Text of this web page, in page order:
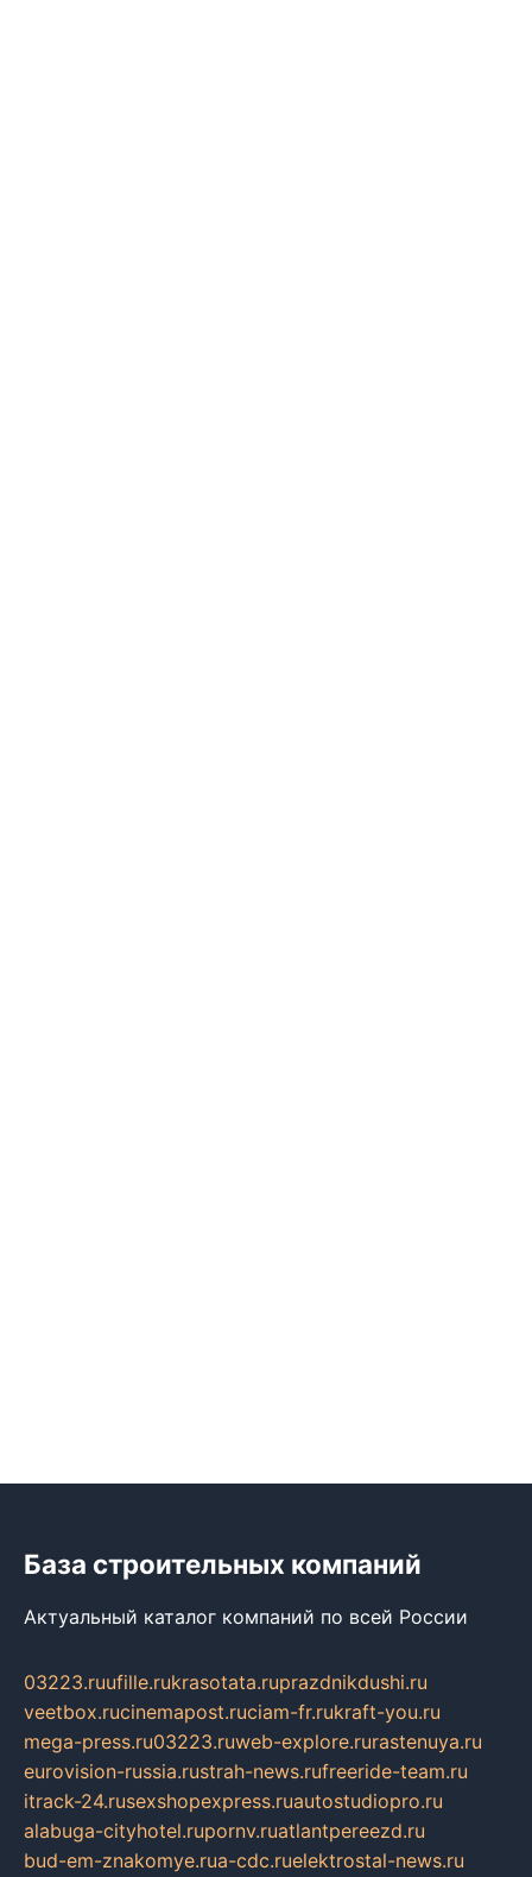
База строительных компаний
Актуальный каталог компаний по всей России
03223.ruufille.rukrasotata.ruprazdnikdushi.ru
veetbox.rucinemapost.ruciam-fr.rukraft-you.ru
mega-press.ru03223.ruweb-explore.rurastenuya.ru
eurovision-russia.rustrah-news.rufreeride-team.ru
itrack-24.rusexshopexpress.ruautostudiopro.ru
alabuga-cityhotel.rupornv.ruatlantpereezd.ru
bud-em-znakomye.rua-cdc.ruelektrostal-news.ru